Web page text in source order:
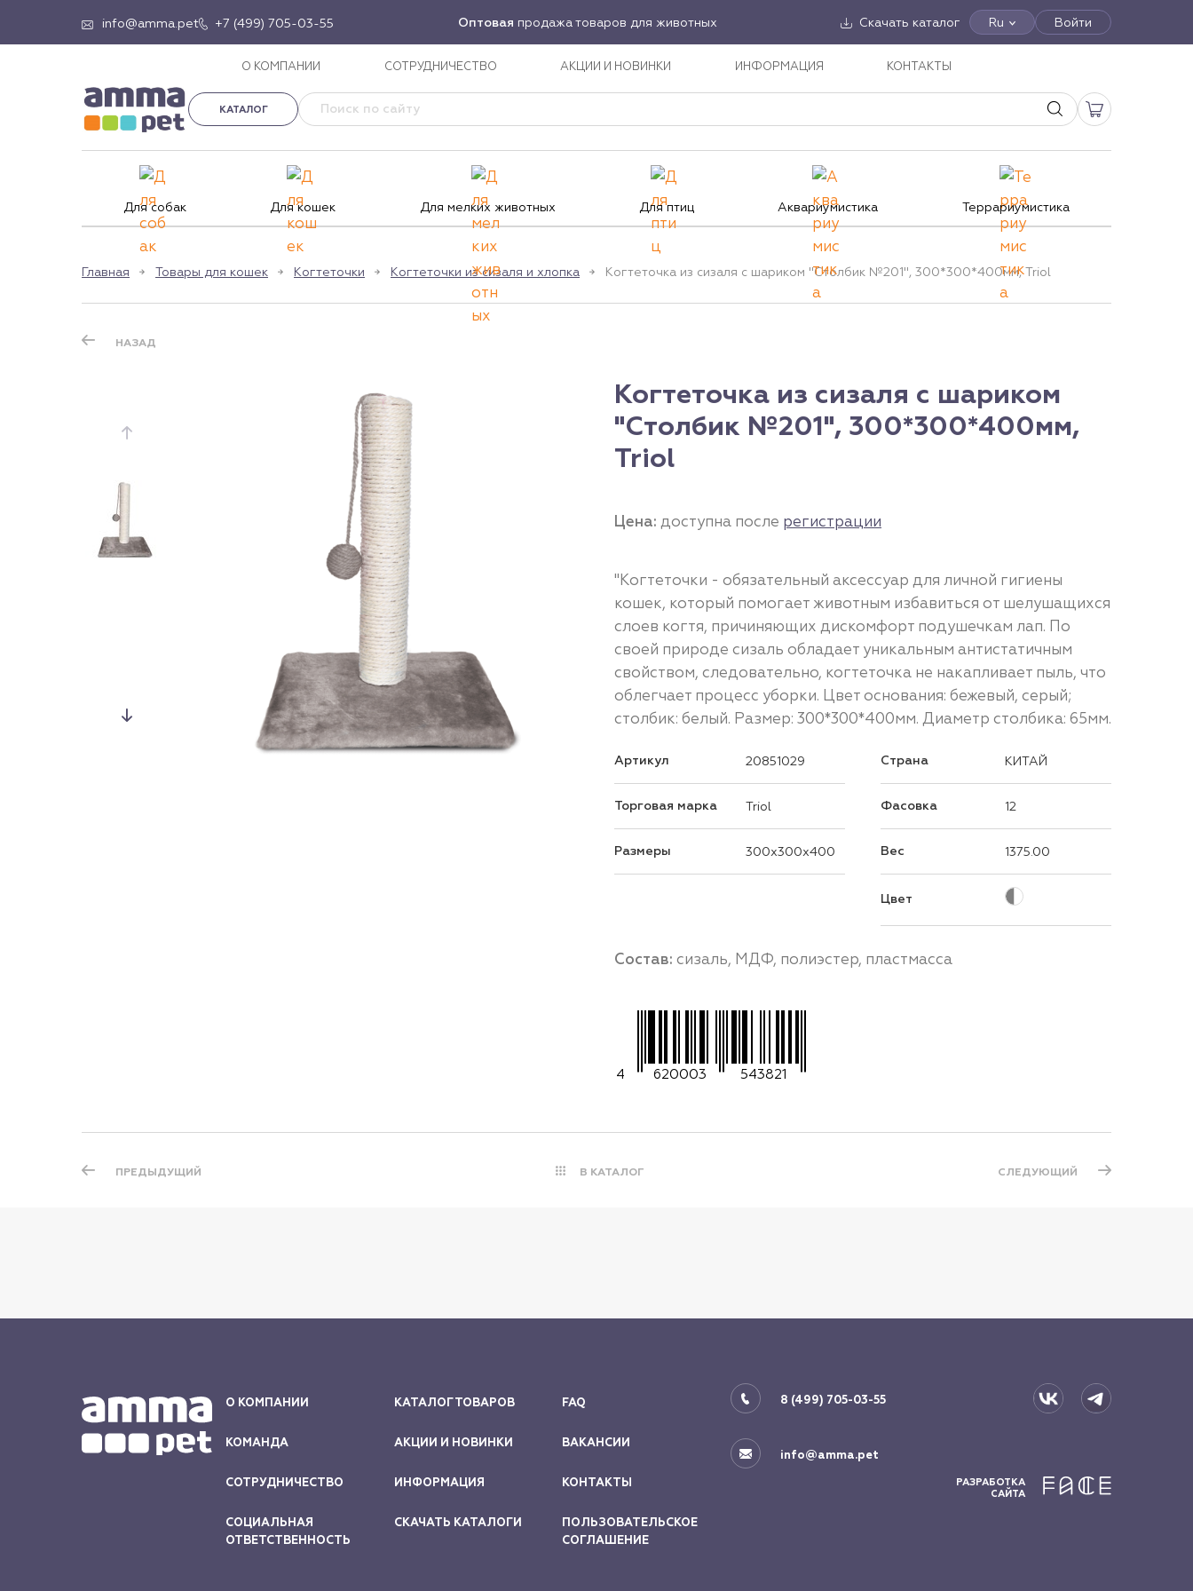
info@amma.pet +7 (499) 705-03-55 Оптовая продажа товаров для животных Скачать каталог Ru Войти
О КОМПАНИИ СОТРУДНИЧЕСТВО АКЦИИ И НОВИНКИ ИНФОРМАЦИЯ КОНТАКТЫ
КАТАЛОГ
Для собак Для кошек Для мелких животных Для птиц Аквариумистика Террариумистика
Главная Товары для кошек Когтеточки Когтеточки из сизаля и хлопка Когтеточка из сизаля с шариком "Столбик №201", 300*300*400мм, Triol
НАЗАД
Когтеточка из сизаля с шариком
"Столбик №201", 300*300*400мм,
Triol
Цена: доступна после регистрации
"Когтеточки - обязательный аксессуар для личной гигиены
кошек, который помогает животным избавиться от шелушащихся
слоев когтя, причиняющих дискомфорт подушечкам лап. По
своей природе сизаль обладает уникальным антистатичным
свойством, следовательно, когтеточка не накапливает пыль, что
облегчает процесс уборки. Цвет основания: бежевый, серый;
столбик: белый. Размер: 300*300*400мм. Диаметр столбика: 65мм.
Артикул 20851029
Торговая марка Triol
Размеры 300x300x400
Страна КИТАЙ
Фасовка 12
Вес 1375.00
Цвет
Состав: сизаль, МДФ, полиэстер, пластмасса
4 620003 543821
ПРЕДЫДУЩИЙ В КАТАЛОГ СЛЕДУЮЩИЙ
О КОМПАНИИ
КОМАНДА
СОТРУДНИЧЕСТВО
СОЦИАЛЬНАЯ
ОТВЕТСТВЕННОСТЬ
КАТАЛОГ ТОВАРОВ
АКЦИИ И НОВИНКИ
ИНФОРМАЦИЯ
СКАЧАТЬ КАТАЛОГИ
FAQ
ВАКАНСИИ
КОНТАКТЫ
ПОЛЬЗОВАТЕЛЬСКОЕ
СОГЛАШЕНИЕ
8 (499) 705-03-55
info@amma.pet
РАЗРАБОТКА
САЙТА